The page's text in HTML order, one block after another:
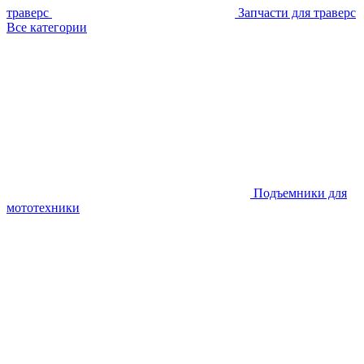
траверс
Запчасти для траверс
Все категории
Подъемники для
мототехники